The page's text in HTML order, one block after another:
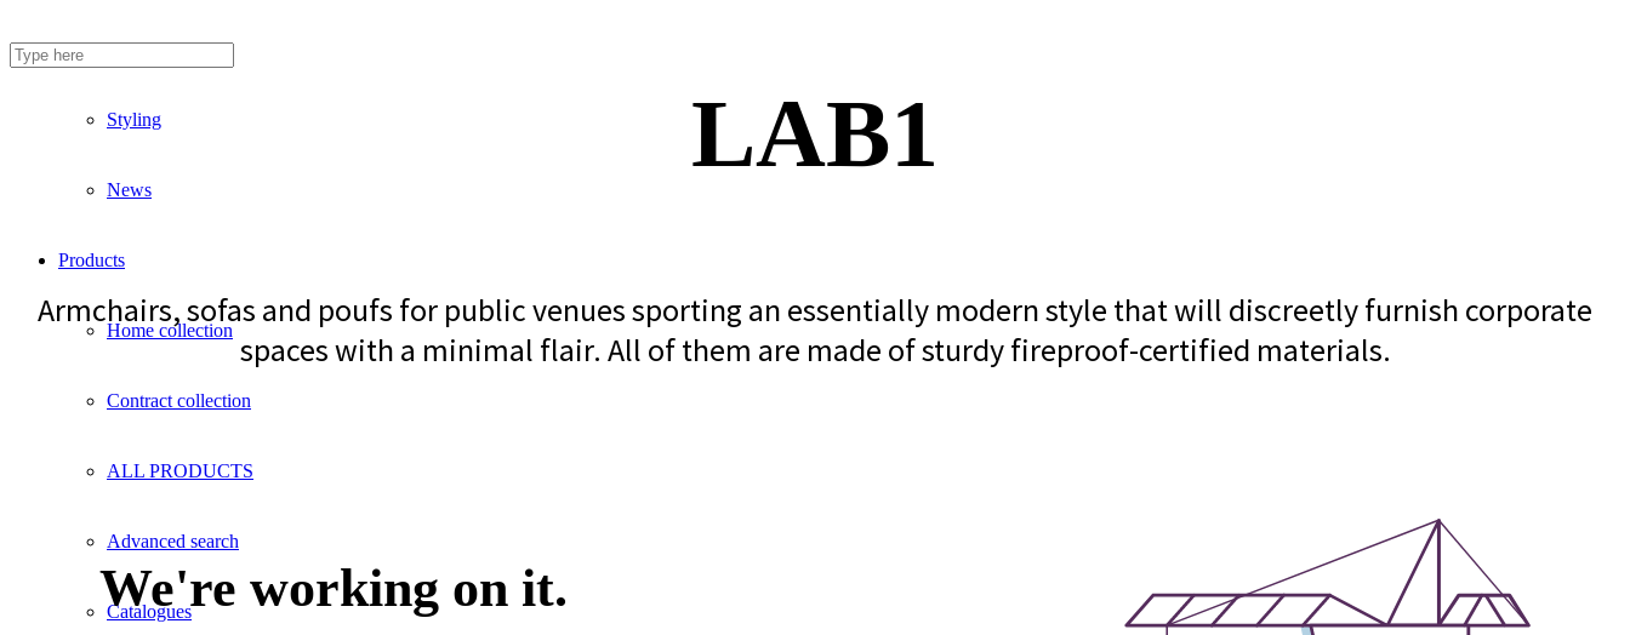
Fireproof sofas
Styling
News
Products
Home collection
Contract collection
ALL PRODUCTS
Advanced search
Catalogues
LAB1
Armchairs, sofas and poufs for public venues sporting an essentially modern style that will discreetly furnish corporate
spaces with a minimal flair. All of them are made of sturdy fireproof-certified materials.